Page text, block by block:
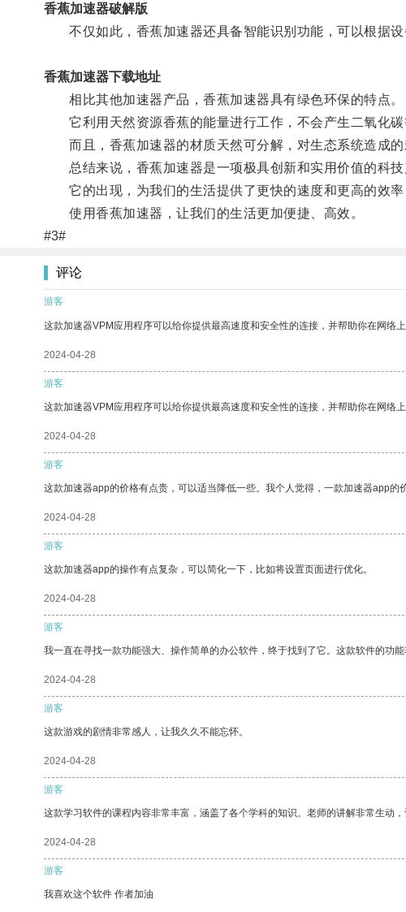
香蕉加速器破解版
不仅如此，香蕉加速器还具备智能识别功能，可以根据设
香蕉加速器下载地址
相比其他加速器产品，香蕉加速器具有绿色环保的特点。
它利用天然资源香蕉的能量进行工作，不会产生二氧化碳
而且，香蕉加速器的材质天然可分解，对生态系统造成的
总结来说，香蕉加速器是一项极具创新和实用价值的科技
它的出现，为我们的生活提供了更快的速度和更高的效率
使用香蕉加速器，让我们的生活更加便捷、高效。
#3#
评论
游客
这款加速器VPM应用程序可以给你提供最高速度和安全性的连接，并帮助你在网络上
2024-04-28
游客
这款加速器VPM应用程序可以给你提供最高速度和安全性的连接，并帮助你在网络上
2024-04-28
游客
这款加速器app的价格有点贵，可以适当降低一些。我个人觉得，一款加速器app的
2024-04-28
游客
这款加速器app的操作有点复杂，可以简化一下，比如将设置页面进行优化。
2024-04-28
游客
我一直在寻找一款功能强大、操作简单的办公软件，终于找到了它。这款软件的功
2024-04-28
游客
这款游戏的剧情非常感人，让我久久不能忘怀。
2024-04-28
游客
这款学习软件的课程内容非常丰富，涵盖了各个学科的知识。老师的讲解非常生动，
2024-04-28
游客
我喜欢这个软件 作者加油